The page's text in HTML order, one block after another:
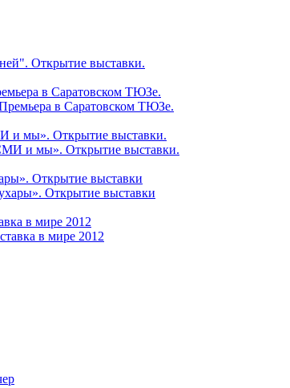
Открытие выставки.
в Саратовском ТЮЗе.
и мы». Открытие выставки.
Открытие выставки
в мире 2012